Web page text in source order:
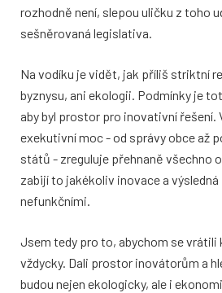
rozhodně není, slepou uličku z toho
sešněrovaná legislativa.
Na vodíku je vidět, jak příliš striktní
byznysu, ani ekologii. Podmínky je
aby byl prostor pro inovativní řešení.
exekutivní moc - od správy obce až
států - zreguluje přehnaně všechno
zabijí to jakékoliv inovace a
nefunkčními.
Jsem tedy pro to, abychom se vrátili
vždycky. Dali prostor inovátorům a
budou nejen ekologicky, ale i